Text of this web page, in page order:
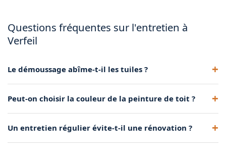
Questions fréquentes sur l'entretien à
Verfeil
Le démoussage abîme-t-il les tuiles ?
pression), il respecte totalement la tuile.
Peut-on choisir la couleur de la peinture de toit ?
couleur cohérente avec l'environnement local.
Un entretien régulier évite-t-il une rénovation ?